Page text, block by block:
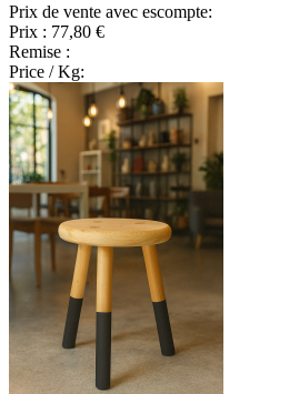
Prix de vente avec escompte:
Prix : 77,80 €
Remise :
Price / Kg: